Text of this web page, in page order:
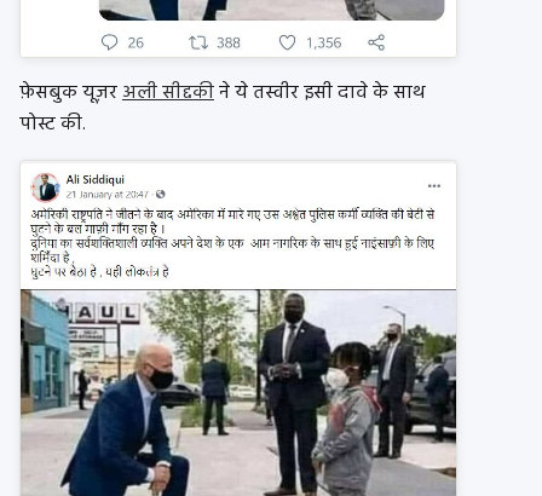
फ़ेसबुक यूज़रअली सीद्दकीने ये तस्वीर इसी दावे के साथ
पोस्ट की.